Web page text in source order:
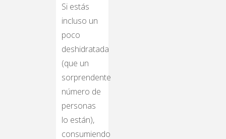
Si estás
incluso un
poco
deshidratada
(que un
sorprendente
número de
personas
lo están),
consumiendo